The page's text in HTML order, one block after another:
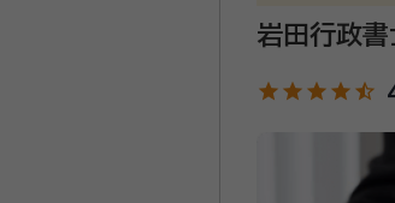
岩田行政
star star star star star_half